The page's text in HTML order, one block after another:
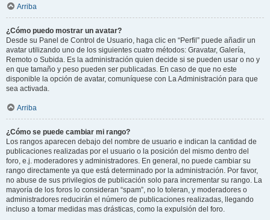
Arriba
¿Cómo puedo mostrar un avatar?
Desde su Panel de Control de Usuario, haga clic en “Perfil” puede añadir un
avatar utilizando uno de los siguientes cuatro métodos: Gravatar, Galería,
Remoto o Subida. Es la administración quien decide si se pueden usar o no y
en que tamaño y peso pueden ser publicadas. En caso de que no este
disponible la opción de avatar, comuníquese con La Administración para que
sea activada.
Arriba
¿Cómo se puede cambiar mi rango?
Los rangos aparecen debajo del nombre de usuario e indican la cantidad de
publicaciones realizadas por el usuario o la posición del mismo dentro del
foro, e.j. moderadores y administradores. En general, no puede cambiar su
rango directamente ya que está determinado por la administración. Por favor,
no abuse de sus privilegios de publicación solo para incrementar su rango. La
mayoría de los foros lo consideran “spam”, no lo toleran, y moderadores o
administradores reducirán el número de publicaciones realizadas, llegando
incluso a tomar medidas mas drásticas, como la expulsión del foro.